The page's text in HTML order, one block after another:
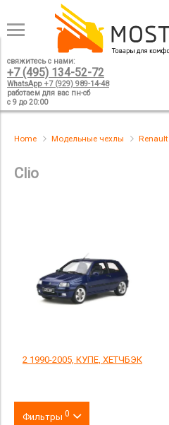
свяжитесь с нами:
+7 (495) 134-52-72
WhatsApp +7 (929) 989-14-48
работаем для вас пн-сб
с 9 до 20:00
Home Модельные чехлы Renault
Clio
2 1990-2005, КУПЕ, ХЕТЧБЭК
Фильтры 0